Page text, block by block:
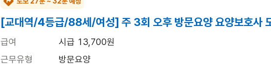
[교대역/4등급/88세/여성] 주 3회 오후 방문요양 요양보호사
급여
시급 13,700원
근무유형
방문요양